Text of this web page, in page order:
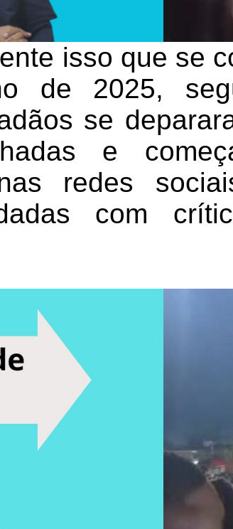
isso que se
de 2025,
se
e
redes
com